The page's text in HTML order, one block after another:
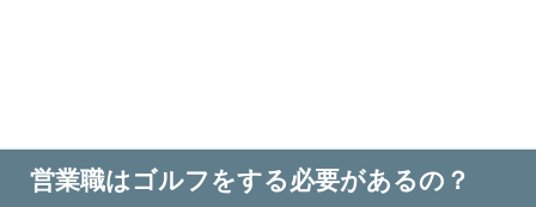
営業職はゴルフをする必要があるの？